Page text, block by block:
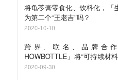
将龟苓膏零食化、饮料化，「
为第二个“王老吉”吗？
2020-10-10
跨界、联名、品牌合
HOWBOTTLE」将“可持续材
件很酷的事情
2020-09-30